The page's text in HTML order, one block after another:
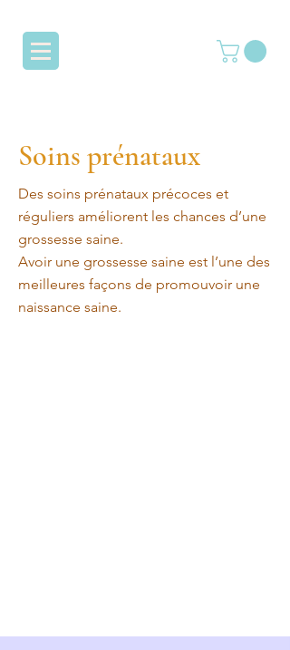
Soins prénataux
Des soins prénataux précoces et
réguliers améliorent les chances d’une
grossesse saine.
Avoir une grossesse saine est l’une des
meilleures façons de promouvoir une
naissance saine.